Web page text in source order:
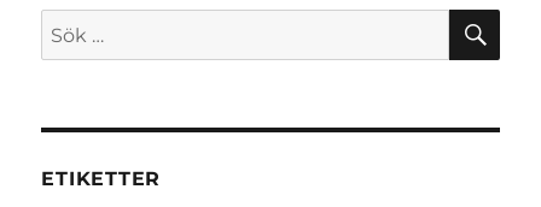
Sök
efter:
ETIKETTER